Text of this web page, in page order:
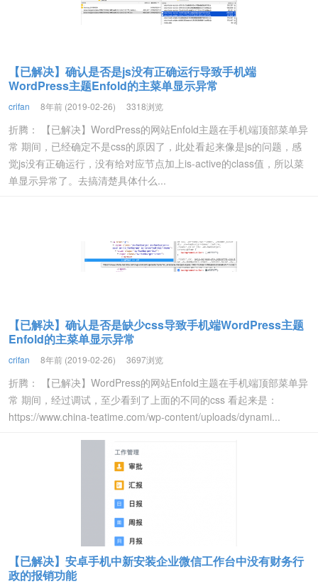
【已解决】确认是否是js没有正确运行导致手机端
WordPress主题Enfold的主菜单显示异常
crifan 8年前 (2019-02-26) 3318浏览
折腾： 【已解决】WordPress的网站Enfold主题在手机端顶部菜单异
常 期间，已经确定不是css的原因了，此处看起来像是js的问题，感
觉js没有正确运行，没有给对应节点加上is-active的class值，所以菜
单显示异常了。去搞清楚具体什么...
【已解决】确认是否是缺少css导致手机端WordPress主题
Enfold的主菜单显示异常
crifan 8年前 (2019-02-26) 3697浏览
折腾： 【已解决】WordPress的网站Enfold主题在手机端顶部菜单异
常 期间，经过调试，至少看到了上面的不同的css 看起来是：
https://www.china-teatime.com/wp-content/uploads/dynami...
【已解决】安卓手机中新安装企业微信工作台中没有财务行
政的报销功能